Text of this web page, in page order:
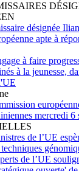
désignée
apte à
à faire
à la jeunesse,
mercredi 6
de l’UE
de l’UE